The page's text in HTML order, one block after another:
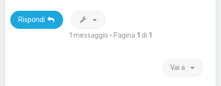
Rispondi
1 messaggio • Pagina 1 di 1
Vai a